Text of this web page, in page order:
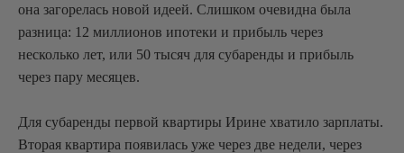
она загорелась новой идеей. Слишком очевидна была
разница: 12 миллионов ипотеки и прибыль через
несколько лет, или 50 тысяч для субаренды и прибыль
через пару месяцев.
Для субаренды первой квартиры Ирине хватило зарплаты.
Вторая квартира появилась уже через две недели, через